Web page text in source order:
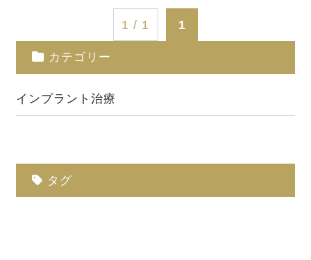
1 / 1 1
カテゴリー
インプラント治療
タグ